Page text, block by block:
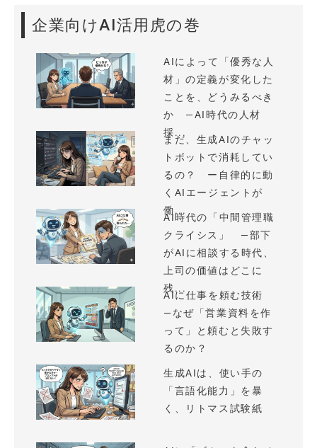
企業向けAI活用虎の巻
AIによって「優秀な人
材」の定義が変化した
ことを、どうみるべき
か —AI時代の人材
採...
まだ、生成AIのチャッ
トボットで消耗してい
るの？ ー自律的に動
くAIエージェントが
働...
AI時代の「中間管理職
クライシス」 —部下
がAIに相談する時代、
上司の価値はどこに
残...
AIに仕事を頼む技術
—なぜ「営業資料を作
って」と頼むと失敗す
るのか？
生成AIは、使い手の
「言語化能力」を暴
く、リトマス試験紙